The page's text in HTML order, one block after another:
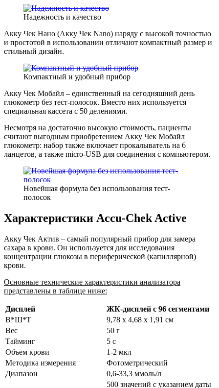
Надежность и качество
Акку Чек Нано (Акку Чек Nano) наряду с высокой точностью
и простотой в использовании отличают компактный размер и
стильный дизайн.
Компактный и удобный прибор
Акку Чек Мобайл – единственный на сегодняшний день
глюкометр без тест-полосок. Вместо них используется
специальная кассета с 50 делениями.
Несмотря на достаточно высокую стоимость, пациенты
считают выгодным приобретением Акку Чек Мобайл
глюкометр: набор также включает прокалыватель на 6
ланцетов, а также micro-USB для соединения с компьютером.
Новейшая формула без использования тест-
полосок
Характеристики Accu-Chek Active
Акку Чек Актив – самый популярный прибор для замера
сахара в крови. Он используется для исследования
концентрации глюкозы в периферической (капиллярной)
крови.
Основные технические характеристики анализатора
представлены в таблице ниже:
Дисплей
ЖК-дисплей с 96 сегментами
В*Ш*Т
9,78 x 4,68 x 1,91 см
Вес
50 г
Тайминг
5 с
Объем крови
1-2 мкл
Методика измерения
Фотометрический
Диапазон
0,6-33,3 ммоль/л
500 значений с указанием даты